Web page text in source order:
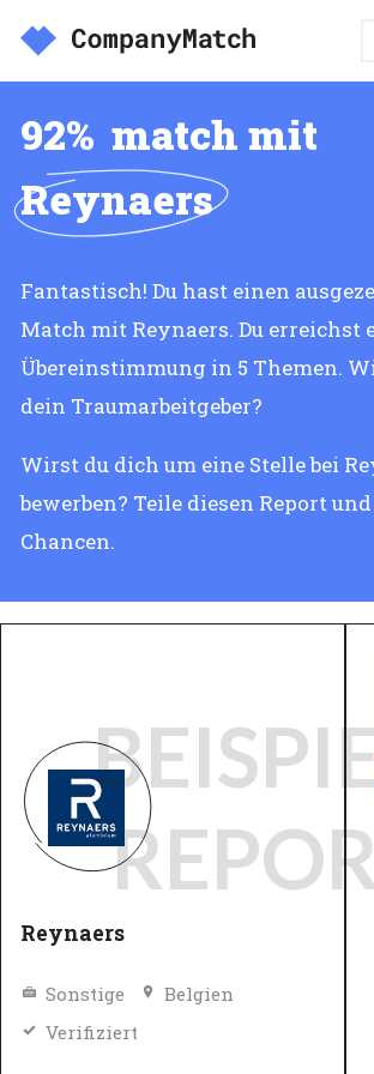
92% match mit
Reynaers
Fantastisch! Du hast einen
Match mit Reynaers. Du erreichst
Übereinstimmung in 5 Themen.
dein Traumarbeitgeber?
Wirst du dich um eine Stelle bei
bewerben? Teile diesen Report
Chancen.
Reynaers
Sonstige
Belgien
Verifiziert